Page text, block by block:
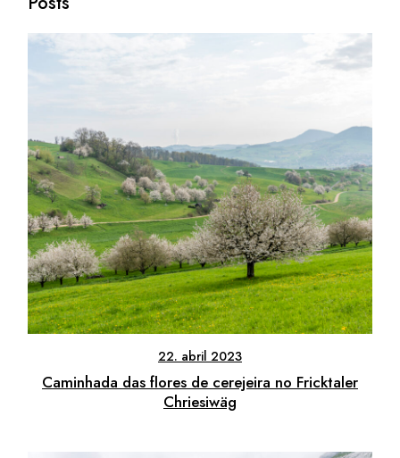
22. abril 2023
Caminhada das flores de cerejeira no Fricktaler
Chriesiwäg